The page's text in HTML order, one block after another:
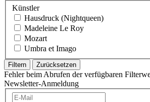
Künstler
Hausdruck (Nightqueen)
Madeleine Le Roy
Mozart
Umbra et Imago
Filtern Zurücksetzen
Fehler beim Abrufen der verfügbaren
Newsletter-Anmeldung